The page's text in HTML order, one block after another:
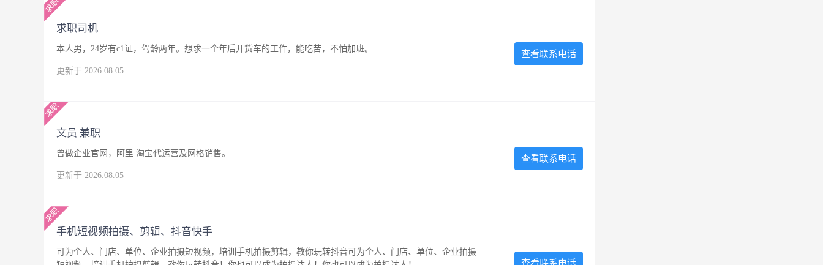
求职司机
本人男，24岁有c1证，驾龄两年。想求一个年后开货车的工作，能吃苦，不怕加班。
更新于 2026.08.05
查看联系电话
文员 兼职
曾做企业官网，阿里 淘宝代运营及网格销售。
更新于 2026.08.05
查看联系电话
手机短视频拍摄、剪辑、抖音快手
可为个人、门店、单位、企业拍摄短视频，培训手机拍摄剪辑，教你玩转抖音可为个人、门店、单位、企业拍摄
查看联系电话